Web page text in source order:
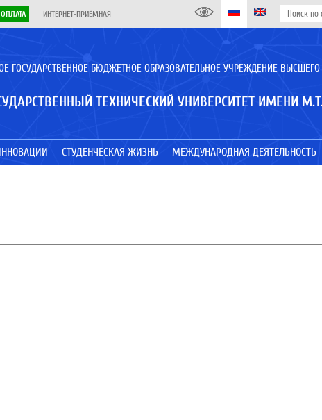
ОПЛАТА ИНТЕРНЕТ-ПРИЁМНАЯ
ГОСУДАРСТВЕННОЕ БЮДЖЕТНОЕ ОБРАЗОВАТЕЛЬНОЕ УЧРЕЖДЕНИЕ
ТЕХНИЧЕСКИЙ УНИВЕРСИТЕТ ИМЕНИ
СТУДЕНЧЕСКАЯ ЖИЗНЬ МЕЖДУНАРОДНАЯ ДЕЯТЕЛЬНОСТЬ